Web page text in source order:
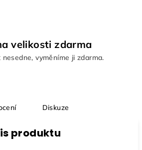
velikosti zdarma
nesedne, vyměníme ji zdarma.
Diskuze
produktu